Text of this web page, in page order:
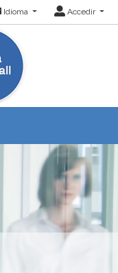
Idioma Accedir